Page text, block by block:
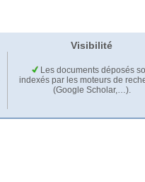
Visibilité
Les documents déposés
indexés par les moteurs de
(Google Scholar,…).